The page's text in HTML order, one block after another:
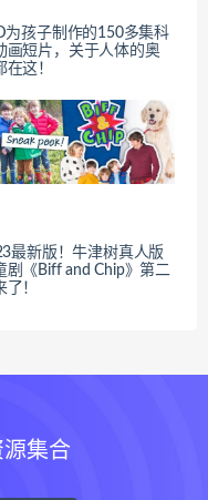
为孩子制作的150多集科
画短片，关于人体的奥
在这！
最新版！牛津树真人版
剧《Biff and Chip》第二
了！
集合